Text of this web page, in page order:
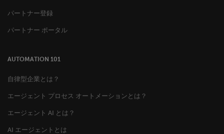
パートナー登録
パートナー ポータル
AUTOMATION 101
自律型企業とは？
エージェント プロセス オートメーションとは？
エージェント AI とは？
AI エージェントとは